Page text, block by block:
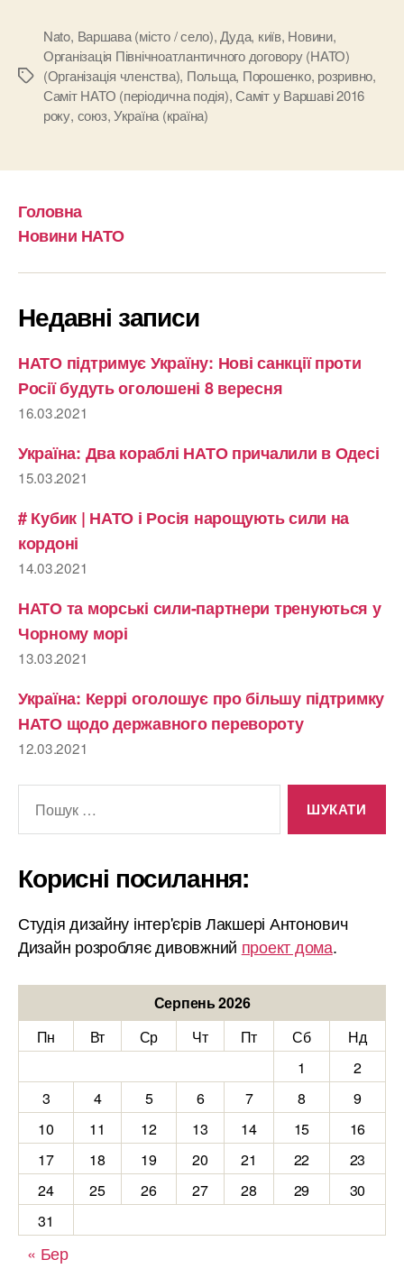
Позначки
Nato, Варшава (місто / село), Дуда, київ, Новини,
Організація Північноатлантичного договору (НАТО)
(Організація членства), Польща, Порошенко, розривно,
Саміт НАТО (періодична подія),Саміт у Варшаві 2016
року, союз,Україна (країна)
Головна
Новини НАТО
Недавні записи
НАТО підтримує Україну: Нові санкції проти
Росії будуть оголошені 8 вересня
16.03.2021
Україна: Два кораблі НАТО причалили в Одесі
15.03.2021
# Кубик | НАТО і Росія нарощують сили на
кордоні
14.03.2021
НАТО та морські сили-партнери тренуються у
Чорному морі
13.03.2021
Україна: Керрі оголошує про більшу підтримку
НАТО щодо державного перевороту
12.03.2021
Корисні посилання:
Студія дизайну інтер'єрів Лакшері Антонович
Дизайн розробляє дивовжний проект дома.
Серпень 2026
Пн
Вт Ср Чт Пт Сб
Нд
1
2
3
4 5 6 7 8
9
10
11 12 13 14 15
16
17
18 19 20 21 22
23
24
25 26 27 28 29
30
31
« Бер